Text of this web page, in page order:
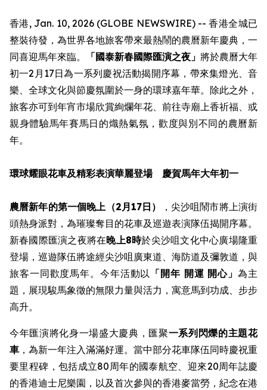
香港, Jan. 10, 2026 (GLOBE NEWSWIRE) -- 香港全城已
整裝待發，為世界各地旅客帶來最熱鬧的農曆新年慶典，一
同喜迎馬年來臨。
「國泰新春國際匯演之夜」 將於農曆大年
初一2月17日為一系列慶祝活動揭開序幕，帶來集燈光、音
樂、全球文化與節慶氛圍於一身的環球嘉年華。除此之外，
旅客亦可到年宵市場欣賞絢爛年花、前往寺廟上香祈福、或
親身體驗馬年賽馬日的熾熱氣氛，歡度與別不同的農曆新
年。
環球耀眼花車及精彩表演華麗登場 慶賀馬年大年初一
農曆新年的第一個晚上（2月17日）
，尖沙咀鬧市將上演街
頭熱身派對，為璀璨奪目的花車及巡遊表演隊伍揭開序幕。
新春國際匯演之夜將在晚上8時於尖沙咀文化中心廣場隆重
登場，巡遊隊伍將途經尖沙咀廣東道、海防道及彌敦道，與
旅客一同歡度馬年。今年活動以 「開年 開運 開心」為主
題，展現駿馬象徵的無限力量與活力，寓意馬到功成、步步
高升。
今年匯演將化身一場盛大慶典，匯聚一系列閃爍的主題花
車 ，為新一年注入滿滿好運。當中部分花車隊伍同時慶祝重
要里程碑，包括成立80周年的國泰航空、迎來20周年誌慶
的香港迪士尼樂園，以及首次參與的香港麥當勞，紀念在港